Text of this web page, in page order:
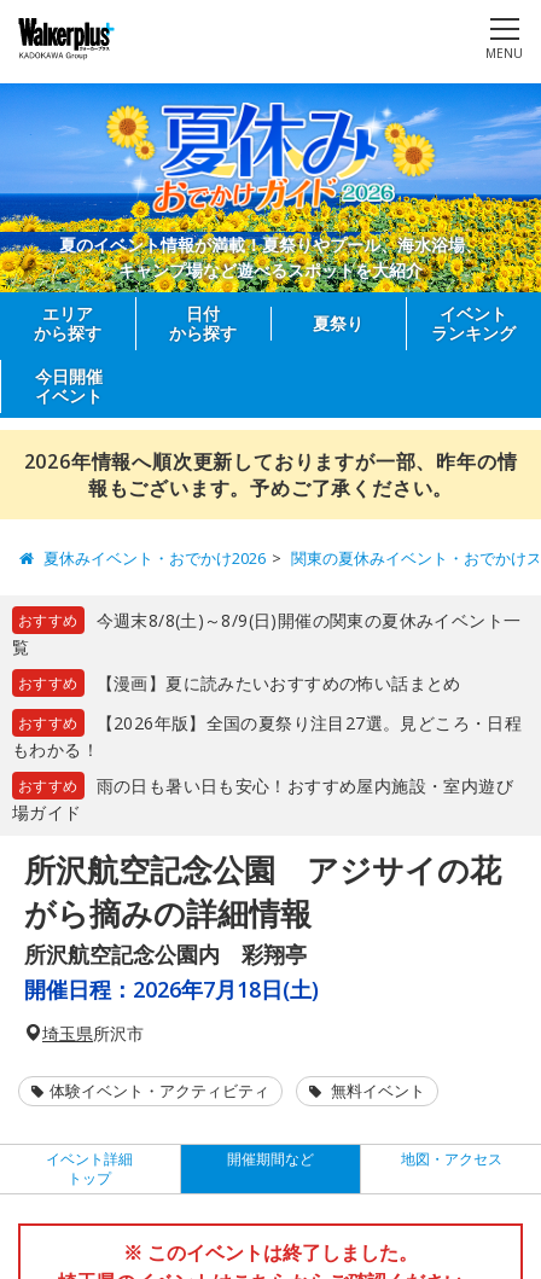
MENU
夏のイベント情報が満載！夏祭りやプール、海水浴場、
キャンプ場など遊べるスポットを大紹介
エリア
から探す
日付
から探す
夏祭り
イベント
ランキング
今日開催
イベント
2026年情報へ順次更新しておりますが一部、昨年の情
報もございます。予めご了承ください。
夏休みイベント・おでかけ2026 関東の夏休みイベント・おでかけ
おすすめ
今週末8/8(土)～8/9(日)開催の関東の夏休みイベント一
覧
おすすめ 【漫画】夏に読みたいおすすめの怖い話まとめ
おすすめ
【2026年版】全国の夏祭り注目27選。見どころ・日程
もわかる！
おすすめ
雨の日も暑い日も安心！おすすめ屋内施設・室内遊び
場ガイド
所沢航空記念公園 アジサイの花
がら摘みの詳細情報
所沢航空記念公園内 彩翔亭
開催日程： 2026年7月18日(土)
埼玉県所沢市
体験イベント・アクティビティ 無料イベント
イベント詳細
トップ
開催期間など 地図・アクセス
※ このイベントは終了しました。